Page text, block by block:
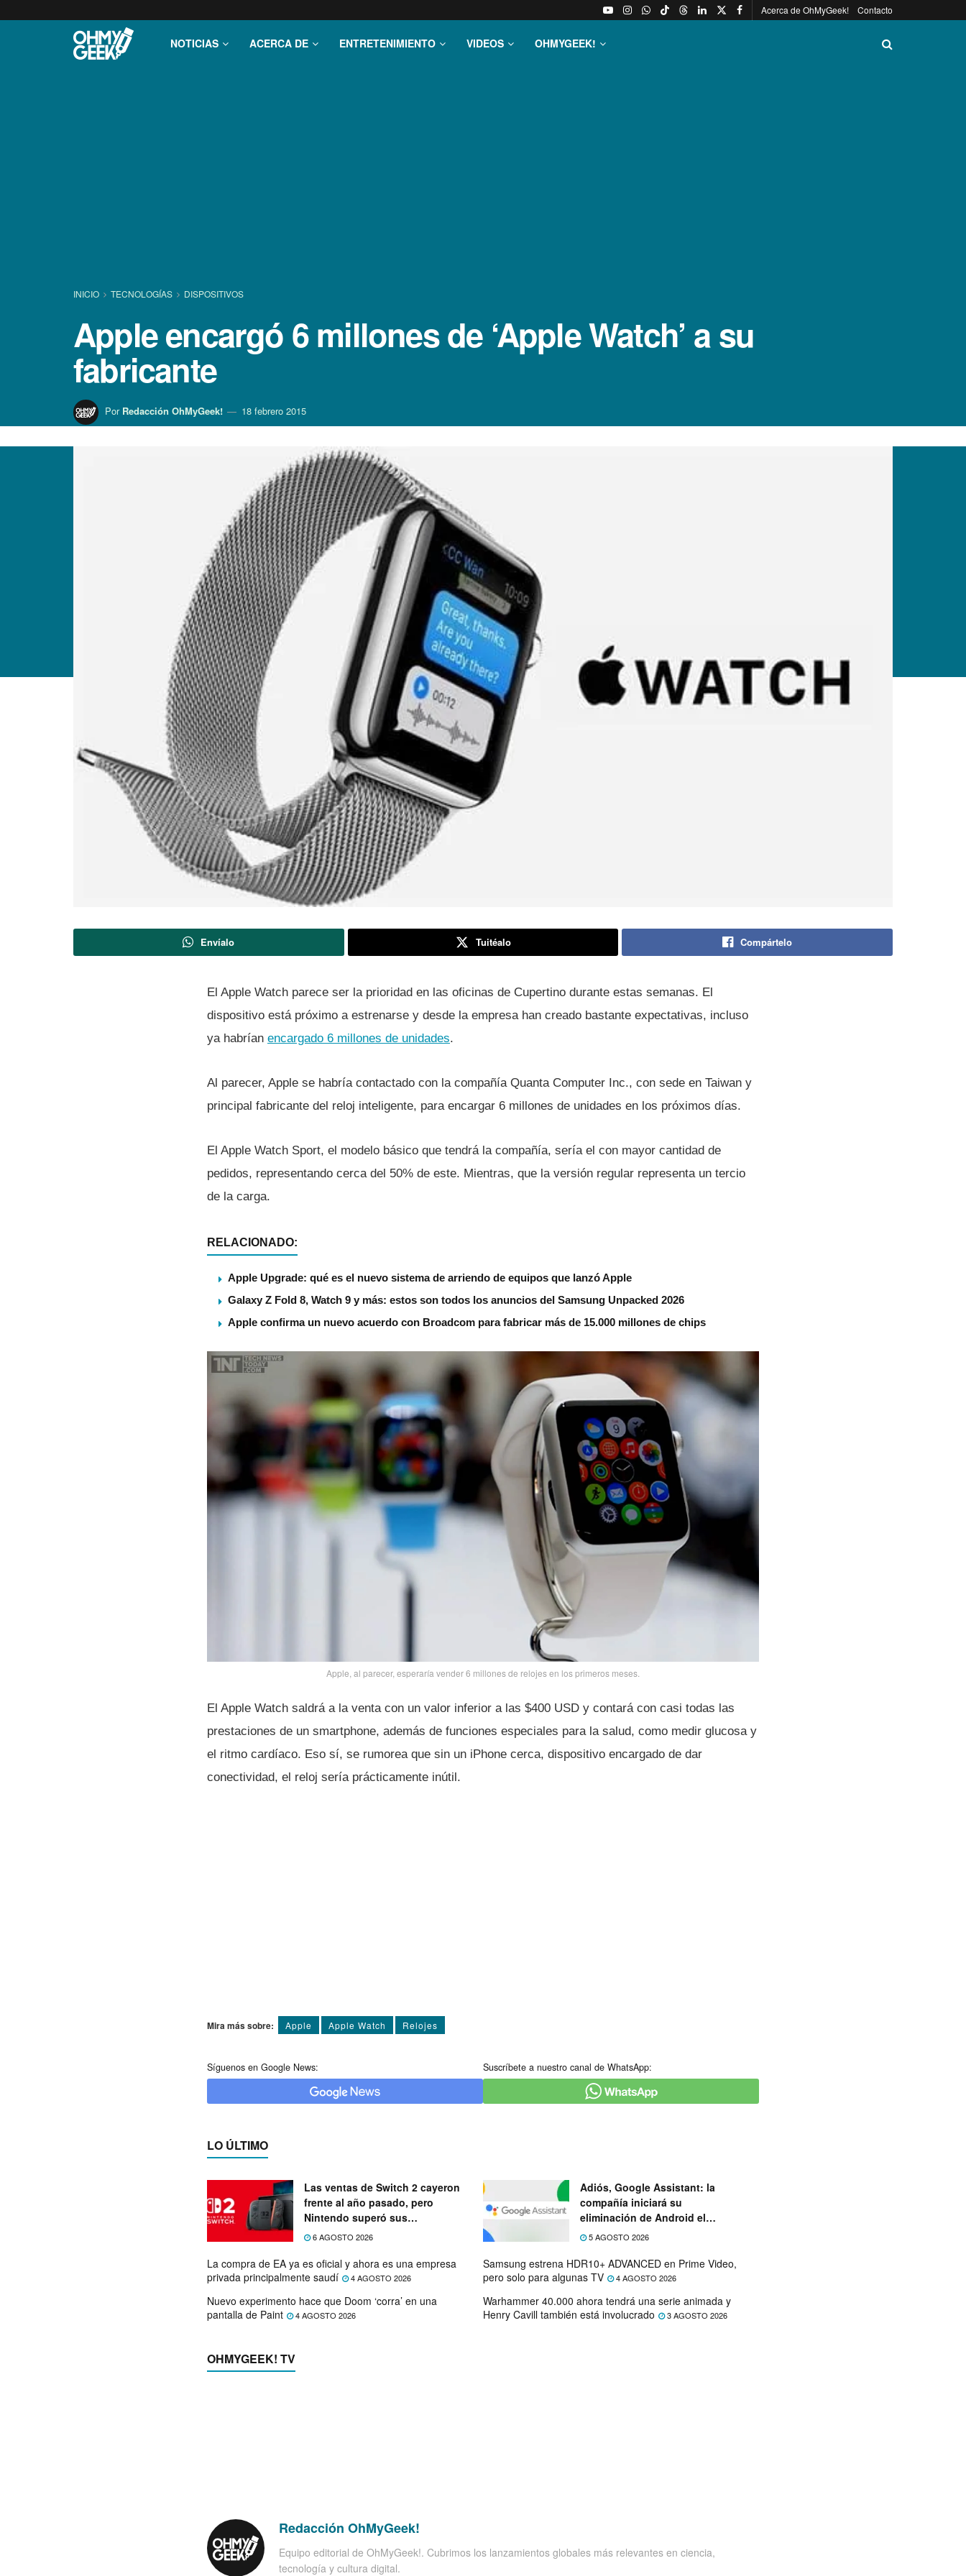
Acerca de OhMyGeek! Contacto
NOTICIAS ACERCA DE ENTRETENIMIENTO VIDEOS OHMYGEEK!
INICIO TECNOLOGÍ­AS DISPOSITIVOS
Apple encargó 6 millones de ‘Apple Watch’ a su
fabricante
Por Redacción OhMyGeek! 18 febrero 2015
Envíalo Tuitéalo Compártelo
El Apple Watch parece ser la prioridad en las oficinas de Cupertino durante estas semanas. El
dispositivo está próximo a estrenarse y desde la empresa han creado bastante expectativas, incluso
ya habrí­an encargado 6 millones de unidades.
Al parecer, Apple se habrí­a contactado con la compañí­a Quanta Computer Inc., con sede en Taiwan y
principal fabricante del reloj inteligente, para encargar 6 millones de unidades en los próximos dí­as.
El Apple Watch Sport, el modelo básico que tendrá la compañí­a, serí­a el con mayor cantidad de
pedidos, representando cerca del 50% de este. Mientras, que la versión regular representa un tercio
de la carga.
RELACIONADO:
Apple Upgrade: qué es el nuevo sistema de arriendo de equipos que lanzó Apple
Galaxy Z Fold 8, Watch 9 y más: estos son todos los anuncios del Samsung Unpacked 2026
Apple confirma un nuevo acuerdo con Broadcom para fabricar más de 15.000 millones de chips
Apple, al parecer, esperarí­a vender 6 millones de relojes en los primeros meses.
El Apple Watch saldrá a la venta con un valor inferior a las $400 USD y contará con casi todas las
prestaciones de un smartphone, además de funciones especiales para la salud, como medir glucosa y
el ritmo cardí­aco. Eso sí­, se rumorea que sin un iPhone cerca, dispositivo encargado de dar
conectividad, el reloj serí­a prácticamente inútil.
Mira más sobre: Apple Apple Watch Relojes
Síguenos en Google News: Suscríbete a nuestro canal de WhatsApp:
LO ÚLTIMO
Las ventas de Switch 2 cayeron
frente al año pasado, pero
Nintendo superó sus
expectativas
6 AGOSTO 2026
Adiós, Google Assistant: la
compañía iniciará su
eliminación de Android el
próximo mes
5 AGOSTO 2026
La compra de EA ya es oficial y ahora es una empresa
privada principalmente saudí
4 AGOSTO 2026
Samsung estrena HDR10+ ADVANCED en Prime Video,
pero solo para algunas TV
4 AGOSTO 2026
Nuevo experimento hace que Doom ‘corra’ en una
pantalla de Paint
4 AGOSTO 2026
Warhammer 40.000 ahora tendrá una serie animada y
Henry Cavill también está involucrado
3 AGOSTO 2026
OHMYGEEK! TV
Redacción OhMyGeek!
Equipo editorial de OhMyGeek!. Cubrimos los lanzamientos globales más relevantes en ciencia,
tecnología y cultura digital.